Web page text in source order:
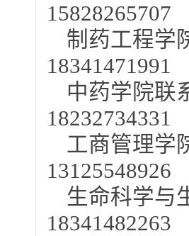
15828265707
制药工程学
18341471991
中药学院联
18232734331
工商管理学
13125548926
生命科学与
18341482263